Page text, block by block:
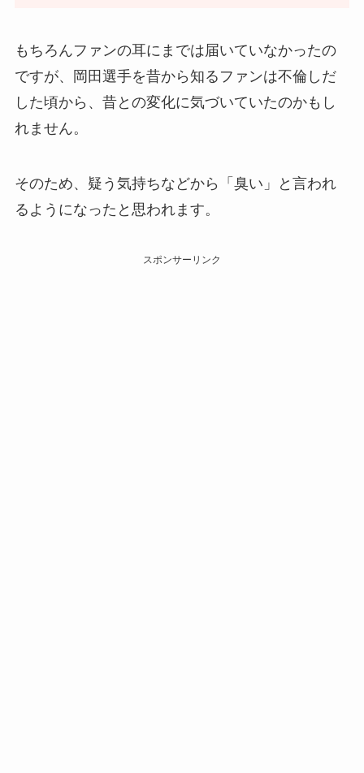
もちろんファンの耳にまでは届いていなかったの
ですが、岡田選手を昔から知るファンは不倫しだ
した頃から、昔との変化に気づいていたのかもし
れません。
そのため、疑う気持ちなどから「臭い」と言われ
るようになったと思われます。
スポンサーリンク